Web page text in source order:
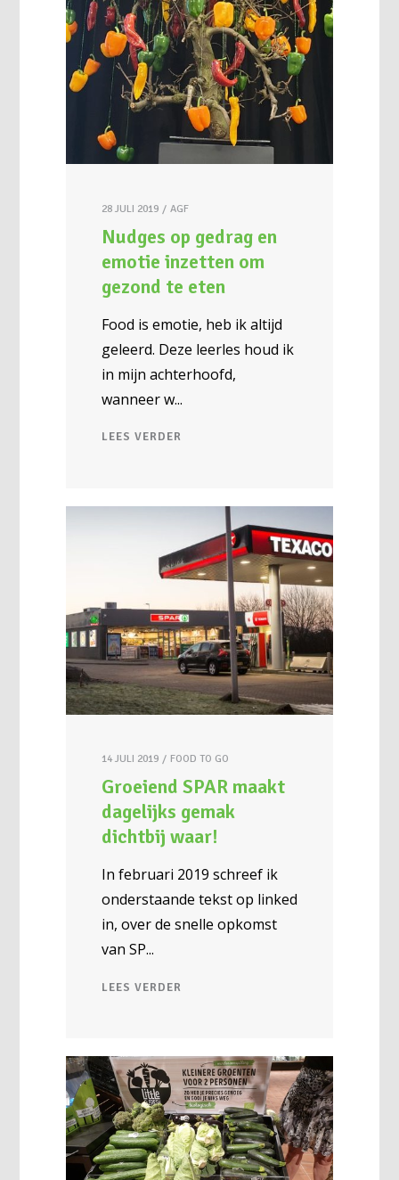
28 JULI 2019 AGF
Nudges op gedrag en
emotie inzetten om
gezond te eten
Food is emotie, heb ik altijd
geleerd. Deze leerles houd ik
in mijn achterhoofd,
wanneer w
LEES VERDER
14 JULI 2019 FOOD TO GO
Groeiend SPAR maakt
dagelijks gemak
dichtbij waar!
In februari 2019 schreef ik
onderstaande tekst op linked
in, over de snelle opkomst
van SP
LEES VERDER